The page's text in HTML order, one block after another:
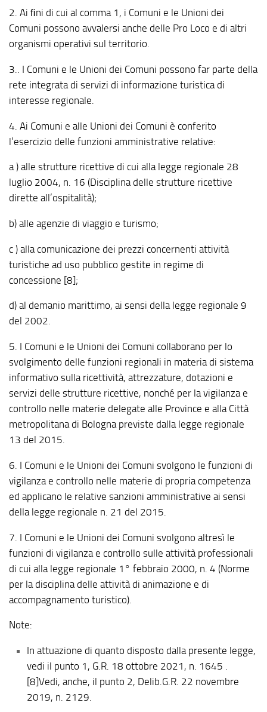
2. Ai ﬁni di cui al comma 1, i Comuni e le Unioni dei
Comuni possono avvalersi anche delle Pro Loco e di altri
organismi operativi sul territorio.
3.. I Comuni e le Unioni dei Comuni possono far parte della
rete integrata di servizi di informazione turistica di
interesse regionale.
4. Ai Comuni e alle Unioni dei Comuni è conferito
l’esercizio delle funzioni amministrative relative:
a ) alle strutture ricettive di cui alla legge regionale 28
luglio 2004, n. 16 (Disciplina delle strutture ricettive
dirette all’ospitalità);
b) alle agenzie di viaggio e turismo;
c ) alla comunicazione dei prezzi concernenti attività
turistiche ad uso pubblico gestite in regime di
concessione [8];
d) al demanio marittimo, ai sensi della legge regionale 9
del 2002.
5. I Comuni e le Unioni dei Comuni collaborano per lo
svolgimento delle funzioni regionali in materia di sistema
informativo sulla ricettività, attrezzature, dotazioni e
servizi delle strutture ricettive, nonché per la vigilanza e
controllo nelle materie delegate alle Province e alla Città
metropolitana di Bologna previste dalla legge regionale
13 del 2015.
6. I Comuni e le Unioni dei Comuni svolgono le funzioni di
vigilanza e controllo nelle materie di propria competenza
ed applicano le relative sanzioni amministrative ai sensi
della legge regionale n. 21 del 2015.
7. I Comuni e le Unioni dei Comuni svolgono altresì le
funzioni di vigilanza e controllo sulle attività professionali
di cui alla legge regionale 1° febbraio 2000, n. 4 (Norme
per la disciplina delle attività di animazione e di
accompagnamento turistico).
Note:
In attuazione di quanto disposto dalla presente legge,
vedi il punto 1, G.R. 18 ottobre 2021, n. 1645 .
[8]Vedi, anche, il punto 2, Delib.G.R. 22 novembre
2019, n. 2129.